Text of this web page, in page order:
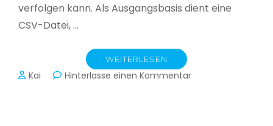
verfolgen kann. Als Ausgangsbasis dient eine
CSV-Datei, …
WEITERLESEN
Kai Hinterlasse einen Kommentarzu